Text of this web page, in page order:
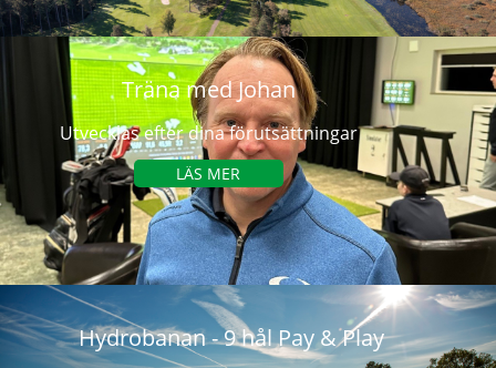
Träna med Johan
Utvecklas efter dina förutsättningar
LÄS MER
Hydrobanan - 9 hål Pay & Play